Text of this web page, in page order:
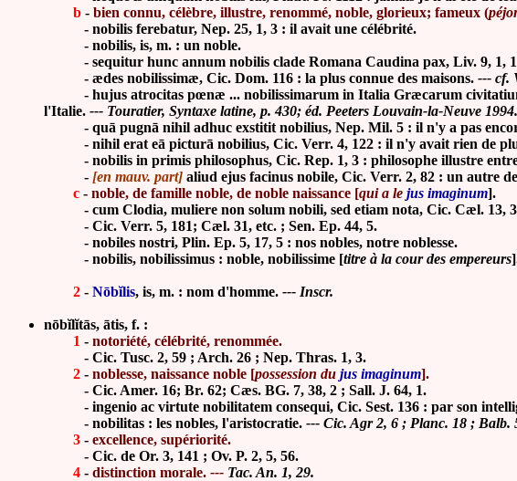
b - bien connu, célèbre, illustre, renommé, noble, glorieux; fameux (
- nobilis ferebatur, Nep. 25, 1, 3 : il avait une célébrité.
- nobilis, is, m. : un noble.
- sequitur hunc annum nobilis clade Romana Caudina pax, Liv. 9, 1,
- ædes nobilissimæ, Cic. Dom. 116 : la plus connue des maisons. --- cf.
- hujus atrocitas pœnæ ... nobilissimarum in Italia Græcarum civitatium
l'Italie. --- Touratier, Syntaxe latine, p. 430; éd. Peeters Louvain-la-Neuve 1994.
- quā pugnā nihil adhuc exstitit nobilius, Nep. Mil. 5 : il n'y a pas
- nihil erat eā picturā nobilius, Cic. Verr. 4, 122 : il n'y avait rien de
- nobilis in primis philosophus, Cic. Rep. 1, 3 : philosophe illustre
- [en mauv. part] aliud ejus facinus nobile, Cic. Verr. 2, 82 : un autre
c - noble, de famille noble, de noble naissance [qui a le jus imaginum].
- cum Clodia, muliere non solum nobili, sed etiam nota, Cic. Cæl. 13,
- Cic. Verr. 5, 181; Cæl. 31, etc. ; Sen. Ep. 44, 5.
- nobiles nostri, Plin. Ep. 5, 17, 5 : nos nobles, notre noblesse.
- nobilis, nobilissimus : noble, nobilissime [titre à la cour des empereurs
2 - Nōbĭlis, is, m. : nom d'homme. --- Inscr.
nōbĭlĭtās, ātis, f. :
1 - notoriété, célébrité, renommée.
- Cic. Tusc. 2, 59 ; Arch. 26 ; Nep. Thras. 1, 3.
2 - noblesse, naissance noble [possession du jus imaginum].
- Cic. Amer. 16; Br. 62; Cæs. BG. 7, 38, 2 ; Sall. J. 64, 1.
- ingenio ac virtute nobilitatem consequi, Cic. Sest. 136 : par son
- nobilitas : les nobles, l'aristocratie. --- Cic. Agr 2, 6 ; Planc. 18 ; Balb.
3 - excellence, supériorité.
- Cic. de Or. 3, 141 ; Ov. P. 2, 5, 56.
4 - distinction morale. --- Tac. An. 1, 29.